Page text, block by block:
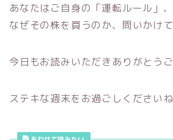
あなたはご自身の「運転ルール」
なぜその株を買うのか、問いかけ
今日もお読みいただきありがとうご
ステキな週末をお過ごしくださいね